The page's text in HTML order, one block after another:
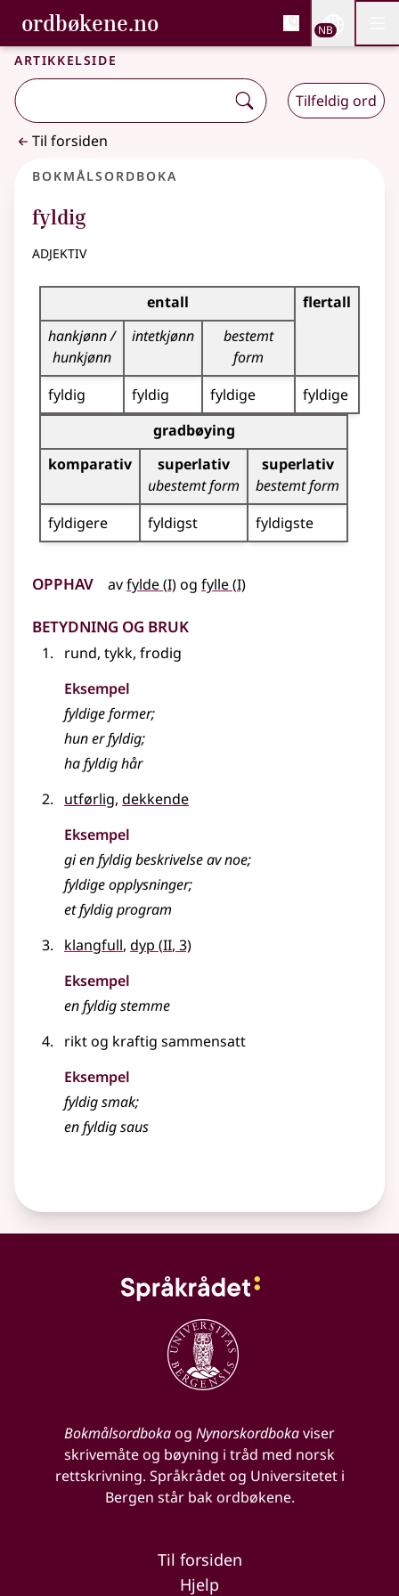
Gå til hovedinnhold
Tilgjengelighet
ordbøkene.no, Bokmålsordboka og
Bokmålsordboka og Nynorskordboka
NB
Artikkelside
Tilfeldig ord
Til forsiden
Bokmålsordboka
fyldig
adjektiv
Bøyingstabell for dette adjektivet
entall
flertall
hankjønn /
hunkjønn
intetkjønn
bestemt
form
fyldig
fyldig fyldige
fyldige
Bøyingstabell for dette adjektivet (gradbøying)
gradbøying
komparativ
superlativ
ubestemt form
superlativ
bestemt form
fyldigere
fyldigst fyldigste
Opphav avfylde(1
I)og fylle(1
I)
Betydning og bruk
rund, tykk, frodig
Eksempel
fyldigeformer;
hun erfyldig;
hafyldighår
utførlig, dekkende
Eksempel
gi enfyldigbeskrivelse av noe;
fyldigeopplysninger;
etfyldigprogram
klangfull, dyp (2
II, 3)
Eksempel
enfyldigstemme
rikt og kraftig sammensatt
Eksempel
fyldig smak;
en fyldig saus
Bokmålsordbokaog Nynorskordbokaviser
skrivemåte og bøyning i tråd med norsk
rettskrivning. Språkrådet og Universitetet i
Bergen står bak ordbøkene.
Til forsiden
Hjelp